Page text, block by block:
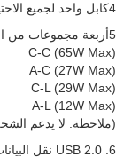
4كابل واحد لجميع الاحتياجات يدعم الشحن ونقل البيانات لأجهزة متعددة.
5أربعة مجموعات من المكونات
C-C (65W Max)
A-C (27W Max)
C-L (29W Max)
A-L (12W Max)
(ملاحظة: لا يدعم
6. USB 2.0 نقل البيانات 480Mbps السرعة، متوافقة مع الهواتف، الأجهزة اللوحية، والأقراص الصلبة.